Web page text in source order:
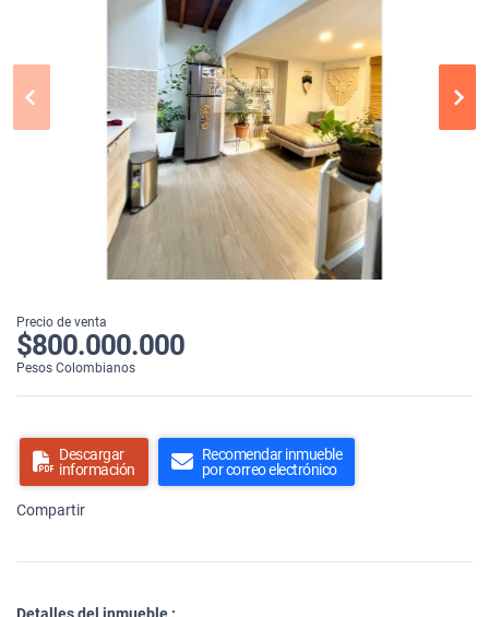
Precio de venta
$800.000.000
Pesos Colombianos
Descargar
información
Recomendar inmueble
por correo electrónico
Compartir
Detalles del inmueble :